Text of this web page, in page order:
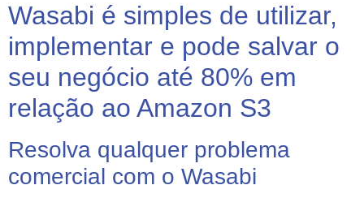
Wasabi é simples de utilizar,
implementar e pode salvar o
seu negócio até 80% em
relação ao Amazon S3
Resolva qualquer problema
comercial com o Wasabi